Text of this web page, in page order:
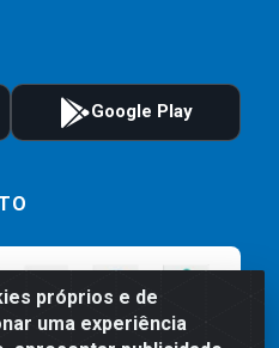
próprios e de
uma experiência